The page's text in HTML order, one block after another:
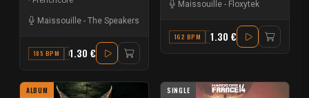
Maissouille - The Speakers
185 BPM F# MAJOR
1.30 €
Maissouille - Floxytek
162 BPM G MINOR
1.30 €
ALBUM SINGLE